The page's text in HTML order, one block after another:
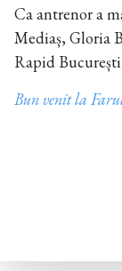
Ca antrenor a
Mediaș, Gloria
Rapid
Bun venit la